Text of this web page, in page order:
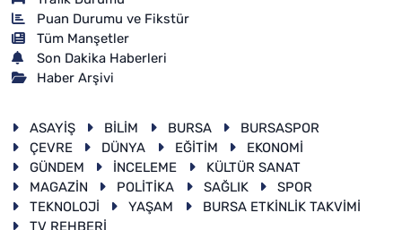
Puan Durumu ve Fikstür
Tüm Manşetler
Son Dakika Haberleri
Haber Arşivi
ASAYİŞ BİLİM BURSA
BURSASPOR
ÇEVRE
DÜNYA EĞİTİM
EKONOMİ
GÜNDEM
İNCELEME
KÜLTÜR SANAT
MAGAZİN
POLİTİKA SAĞLIK
SPOR
TEKNOLOJİ
YAŞAM
BURSA ETKİNLİK TAKVİMİ
TV REHBERİ